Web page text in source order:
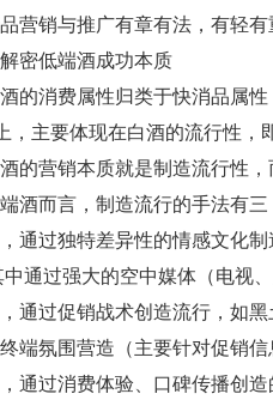
营销与推广有章有法，有轻有
低端酒成功本质
消费属性归类于快消品属性
，主要体现在白酒的流行性
营销本质就是制造流行性，
而言，制造流行的手法有三
过独特差异性的情感文化制
通过强大的空中媒体（电视
过促销战术创造流行，如黑
端氛围营造（主要针对促销
过消费体验、口碑传播创造